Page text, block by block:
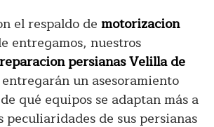
el respaldo de motorizacion
entregamos, nuestros
reparacion persianas Velilla de
un asesoramiento
qué equipos se adaptan más a
peculiaridades de sus persianas